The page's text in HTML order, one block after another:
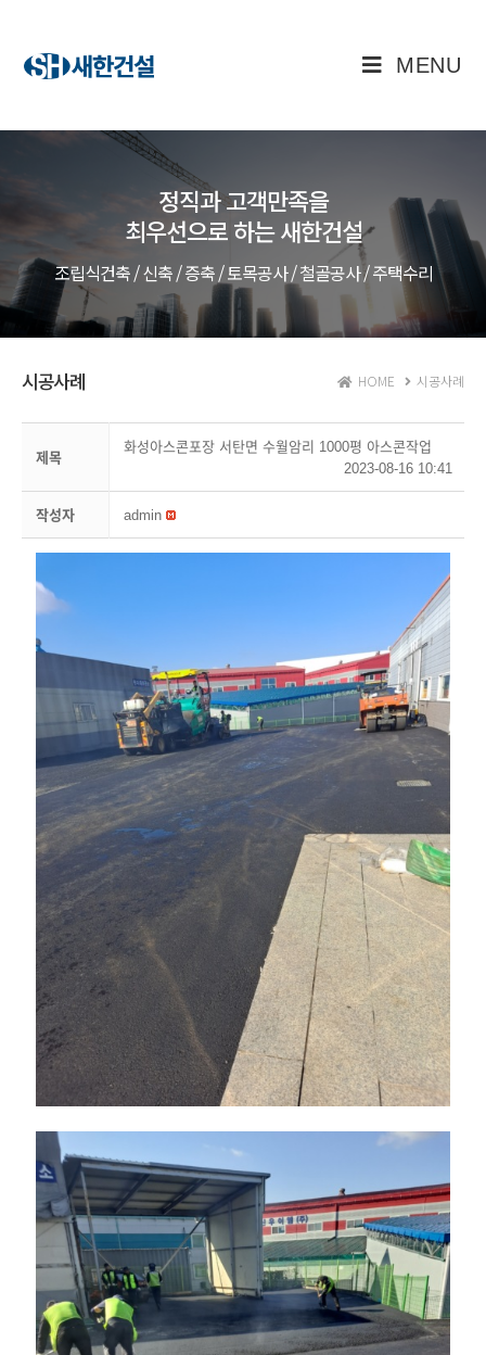
MENU
정직과 고객만족을
최우선으로 하는 새한건설
조립식건축 / 신축 / 증축 / 토목공사 / 철골공사 / 주택수리
시공사례 HOME 시공사례
제목
화성아스콘포장 서탄면 수월암리 1000평 아스콘작업
2023-08-16 10:41
작성자 admin